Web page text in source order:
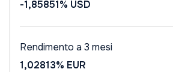
-1,85851% USD
Rendimento a 3 mesi
1,02813% EUR